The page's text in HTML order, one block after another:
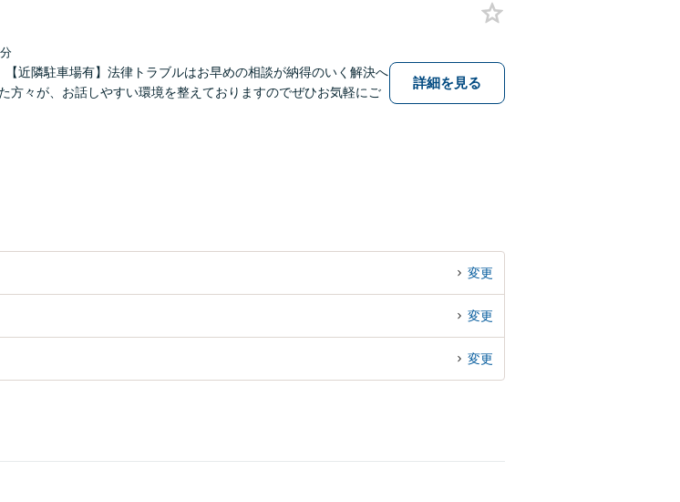
【近隣駐車場有】法律トラブルはお早めの相談が納得のいく解決へ
方々が、お話しやすい環境を整えておりますのでぜひお気軽にご
詳細を見る
変更
変更
変更